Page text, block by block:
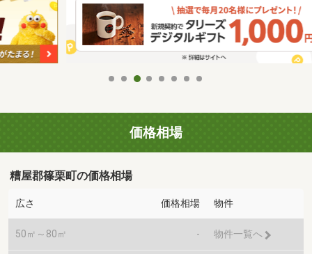
価格相場
糟屋郡篠栗町の価格相場
広さ 価格相場 物件
50㎡～80㎡ - 物件一覧へ